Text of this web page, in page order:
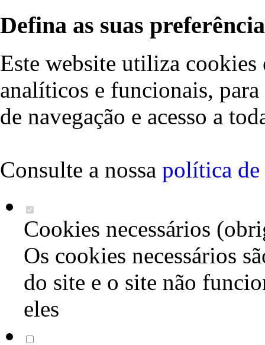
Defina as suas
Este website utiliza cookies
analíticos e funcionais,
de navegação e acesso a
Consulte a nossa política de
Cookies necessários
Os cookies necessários
do site e o site não
eles